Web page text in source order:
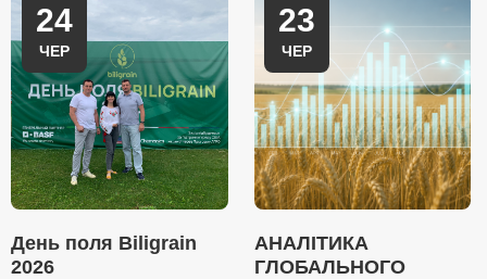
24
ЧЕР
День поля Biligrain
2026
23
ЧЕР
АНАЛІТИКА
ГЛОБАЛЬНОГО